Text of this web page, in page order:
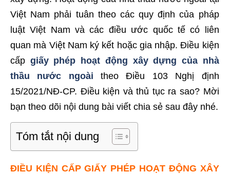
Việt Nam phải tuân theo các quy định của pháp
luật Việt Nam và các điều ước quốc tế có liên
quan mà Việt Nam ký kết hoặc gia nhập. Điều kiện
cấp giấy phép hoạt động xây dựng của nhà
thầu nước ngoài theo Điều 103 Nghị định
15/2021/NĐ-CP. Điều kiện và thủ tục ra sao? Mời
bạn theo dõi nội dung bài viết chia sẻ sau đây nhé.
Tóm tắt nội dung
ĐIỀU KIỆN CẤP GIẤY PHÉP HOẠT ĐỘNG XÂY